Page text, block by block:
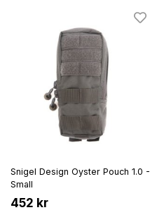
Snigel Design Oyster Pouch 1.0 -
Small
452 kr